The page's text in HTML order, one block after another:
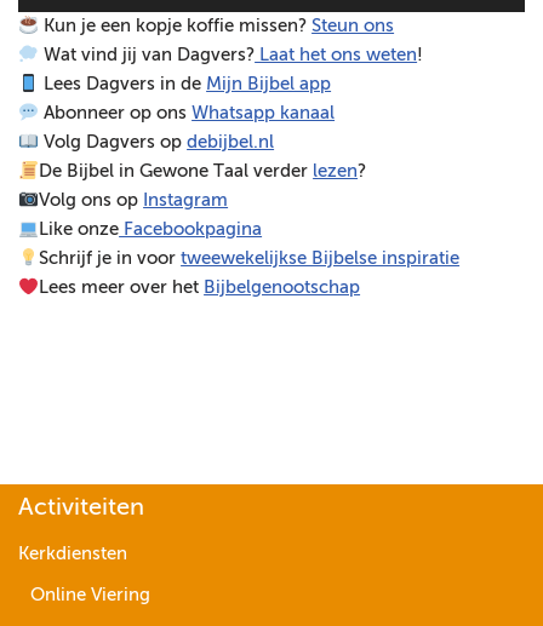
d
i
o
s
p
e
l
e
Kun je een kopje koffie missen?Steun ons
Wat vind jij van Dagvers? Laat het ons weten!
Lees Dagvers in de Mijn Bijbel app
Abonneer op onsWhatsapp kanaal
Volg Dagvers opdebijbel.nl
De Bijbel in Gewone Taal verder lezen?
Volg ons op Instagram
Like onze Facebookpagina
Schrijf je in voortweewekelijkse Bijbelse inspiratie
Lees meer over het Bijbelgenootschap
Activiteiten
Kerkdiensten
Online Viering